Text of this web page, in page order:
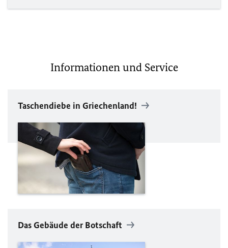
Informationen und Service
Taschendiebe in Griechenland!
Das Gebäude der Botschaft